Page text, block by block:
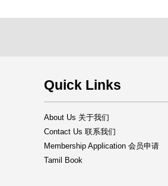
Quick Links
About Us 关于我们
Contact Us 联系我们
Membership Application 会员申请
Tamil Book